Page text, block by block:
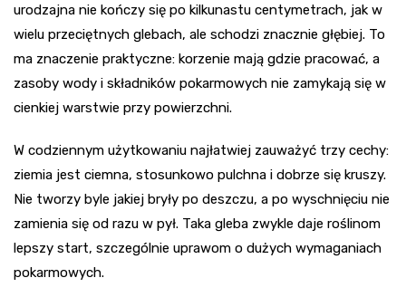
urodzajna nie kończy się po kilkunastu centymetrach, jak w
wielu przeciętnych glebach, ale schodzi znacznie głębiej. To
ma znaczenie praktyczne: korzenie mają gdzie pracować, a
zasoby wody i składników pokarmowych nie zamykają się w
cienkiej warstwie przy powierzchni.
W codziennym użytkowaniu najłatwiej zauważyć trzy cechy:
ziemia jest ciemna, stosunkowo pulchna i dobrze się kruszy.
Nie tworzy byle jakiej bryły po deszczu, a po wyschnięciu nie
zamienia się od razu w pył. Taka gleba zwykle daje roślinom
lepszy start, szczególnie uprawom o dużych wymaganiach
pokarmowych.